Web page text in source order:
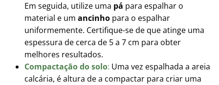
Em seguida, utilize uma pá para espalhar o
material e um ancinho para o espalhar
uniformemente. Certifique-se de que atinge uma
espessura de cerca de 5 a 7 cm para obter
melhores resultados.
Compactação do solo: Uma vez espalhada a areia
calcária, é altura de a compactar para criar uma